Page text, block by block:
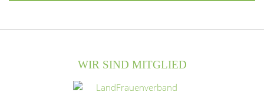
WIR SIND MITGLIED